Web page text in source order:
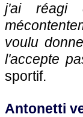
j'ai réagi
voulu
l'accepte
sportif.
Antonetti